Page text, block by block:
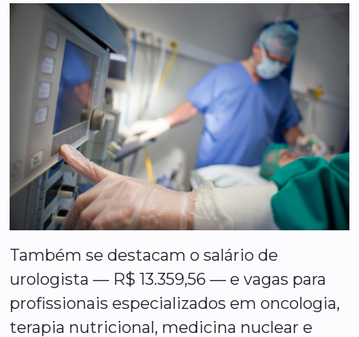
Também se destacam o salário de
urologista — R$ 13.359,56 — e vagas para
profissionais especializados em oncologia,
terapia nutricional, medicina nuclear e